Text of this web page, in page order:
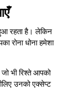
रहता है। लेकिन
रोना धोना हमेशा
भी रिश्ते आपको
उनको एक्सेप्ट